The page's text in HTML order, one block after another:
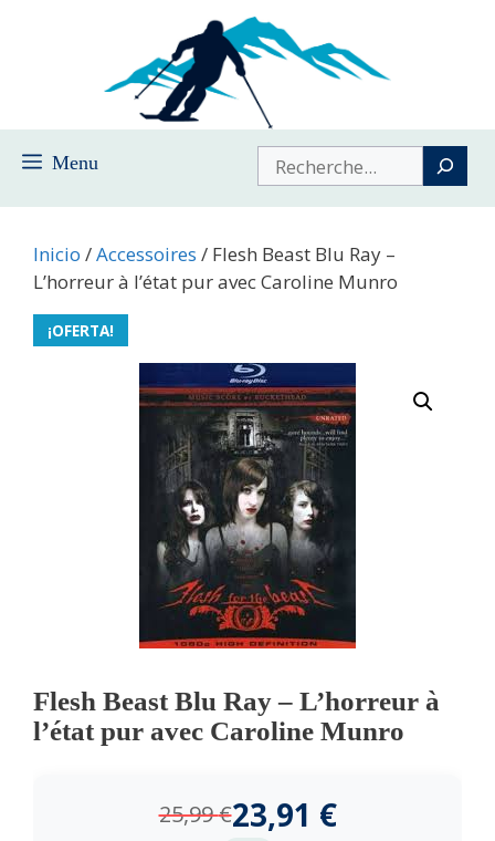
Menu Buscar
Inicio /Accessoires / Flesh Beast Blu Ray –
L’horreur à l’état pur avec Caroline Munro
¡OFERTA!
Flesh Beast Blu Ray – L’horreur à
l’état pur avec Caroline Munro
25,99€23,91 €